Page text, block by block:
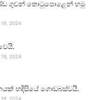
ගුවන් තොටුපොළෙන් හමු
2024
2024
හදිසියේ ගොඩබස්වයි.
2024